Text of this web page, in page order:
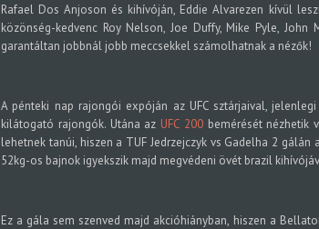
Rafael Dos Anjoson és kihívóján, Eddie Alvarezen kívül
közönség-kedvenc Roy Nelson, Joe Duffy, Mike Pyle, John
garantáltan jobbnál jobb meccsekkel számolhatnak a nézők!
A pénteki nap rajongói expóján az UFC sztárjaival,
kilátogató rajongók. Utána az UFC 200bemérését nézhetik
lehetnek tanúi, hiszen a TUF Jedrzejczyk vs Gadelha 2
52kg-os bajnok igyekszik majd megvédeni övét brazil
Ez a gála sem szenved majd akcióhiányban, hiszen a